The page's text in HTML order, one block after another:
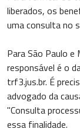
liberados, os
uma consulta no
Para São Paulo
responsável é o
trf3.jus.br. É
advogado da
"Consulta
essa finalidade.